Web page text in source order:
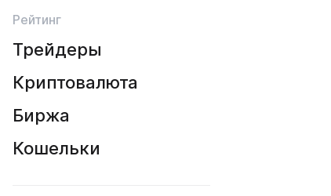
Рейтинг
Трейдеры
Криптовалюта
Биржа
Кошельки